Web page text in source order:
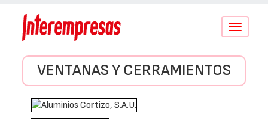
Conmutar
VENTANAS Y CERRAMIENTOS